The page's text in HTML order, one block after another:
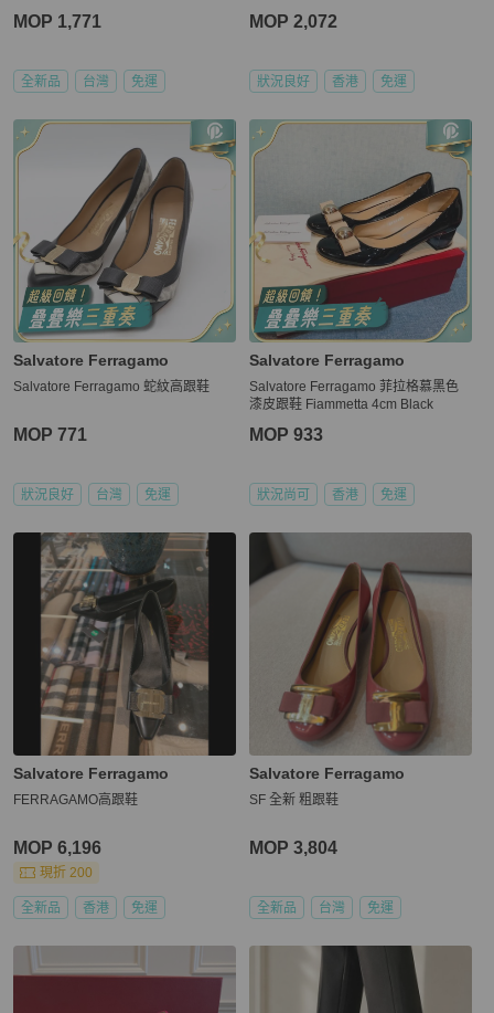
MOP 1,771
全新品 台灣 免運
MOP 2,072
狀況良好 香港 免運
Salvatore Ferragamo
Salvatore Ferragamo 蛇紋高跟鞋
MOP 771
狀況良好 台灣 免運
Salvatore Ferragamo
Salvatore Ferragamo 菲拉格慕黑色
漆皮跟鞋 Fiammetta 4cm Black
MOP 933
狀況尚可 香港 免運
Salvatore Ferragamo
FERRAGAMO高跟鞋
MOP 6,196
現折 200
全新品 香港 免運
Salvatore Ferragamo
SF 全新 粗跟鞋
MOP 3,804
全新品 台灣 免運